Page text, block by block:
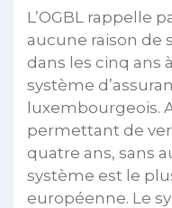
L’OGBL rappelle
aucune raison de
dans les cinq ans
système
luxembourgeois.
permettant de
quatre ans, sans
système est le
européenne. Le